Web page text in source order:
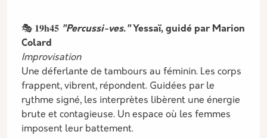
🎭 𝟏𝟗𝐡𝟒𝟓 "Percussi-ves."Yessaï, guidé par Marion
Colard
Improvisation
Une déferlante de tambours au féminin. Les corps
frappent, vibrent, répondent. Guidées par le
rythme signé, les interprètes libèrent une énergie
brute et contagieuse. Un espace où les femmes
imposent leur battement.